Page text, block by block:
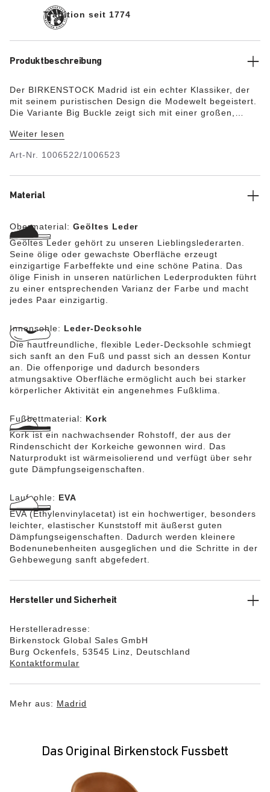
Tradition seit 1774
Produktbeschreibung
Der BIRKENSTOCK Madrid ist ein echter Klassiker, der
mit seinem puristischen Design die Modewelt begeistert.
Die Variante Big Buckle zeigt sich mit einer großen,
auf der ansonsten schlicht gehaltenen Sandale. Die
Glattleder bezogen und farblich auf den Schuh
wurde.
Weiter lesen
Art-Nr. 1006522/1006523
Material
Obermaterial: Geöltes Leder
Geöltes Leder gehört zu unseren Lieblingslederarten.
Seine ölige oder gewachste Oberfläche erzeugt
einzigartige Farbeffekte und eine schöne Patina. Das
ölige Finish in unseren natürlichen Lederprodukten führt
zu einer entsprechenden Varianz der Farbe und macht
jedes Paar einzigartig.
Innensohle: Leder-Decksohle
Die hautfreundliche, flexible Leder-Decksohle schmiegt
sich sanft an den Fuß und passt sich an dessen Kontur
an. Die offenporige und dadurch besonders
atmungsaktive Oberfläche ermöglicht auch bei starker
körperlicher Aktivität ein angenehmes Fußklima.
Fußbettmaterial: Kork
Kork ist ein nachwachsender Rohstoff, der aus der
Rindenschicht der Korkeiche gewonnen wird. Das
Naturprodukt ist wärmeisolierend und verfügt über sehr
gute Dämpfungseigenschaften.
Laufsohle: EVA
EVA (Ethylenvinylacetat) ist ein hochwertiger, besonders
leichter, elastischer Kunststoff mit äußerst guten
Dämpfungseigenschaften. Dadurch werden kleinere
Bodenunebenheiten ausgeglichen und die Schritte in der
Gehbewegung sanft abgefedert.
Hersteller und Sicherheit
Herstelleradresse:
Birkenstock Global Sales GmbH
Burg Ockenfels, 53545 Linz, Deutschland
Kontaktformular
Mehr aus: Madrid
Das Original Birkenstock Fussbett